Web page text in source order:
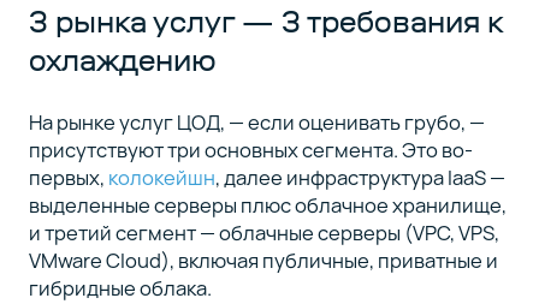
3 рынка услуг — 3 требования к
охлаждению
На рынке услуг ЦОД, — если оценивать грубо, —
присутствуют три основных сегмента. Это во-
первых, колокейшн, далее инфраструктура IaaS —
выделенные серверы плюс облачное хранилище,
и третий сегмент — облачные серверы (VPC, VPS,
VMware Cloud), включая публичные, приватные и
гибридные облака.